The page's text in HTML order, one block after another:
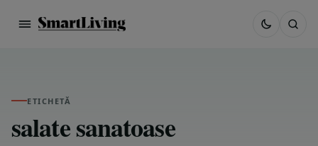
ETICHETĂ
salate sanatoase